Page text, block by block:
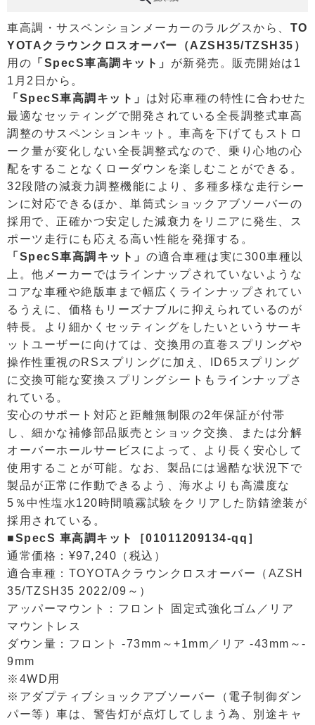
車高調・サスペンションメーカーのラルグスから、 TO
YOTAクラウンクロスオーバー（AZSH35/TZSH35）
用の 「SpecS車高調キット」 が新発売。販売開始は1
1月2日から。
「SpecS車高調キット」 は対応車種の特性に合わせた
最適なセッティングで開発されている全長調整式車高
調整のサスペンションキット。車高を下げてもストロ
ーク量が変化しない全長調整式なので、乗り心地の心
配をすることなくローダウンを楽しむことができる。
32段階の減衰力調整機能により、多種多様な走行シー
ンに対応できるほか、単筒式ショックアブソーバーの
採用で、正確かつ安定した減衰力をリニアに発生、ス
ポーツ走行にも応える高い性能を発揮する。
「SpecS車高調キット」 の適合車種は実に300車種以
上。他メーカーではラインナップされていないような
コアな車種や絶版車まで幅広くラインナップされてい
るうえに、価格もリーズナブルに抑えられているのが
特長。より細かくセッティングをしたいというサーキ
ットユーザーに向けては、交換用の直巻スプリングや
操作性重視のRSスプリングに加え、ID65スプリング
に交換可能な変換スプリングシートもラインナップさ
れている。
安心のサポート対応と距離無制限の2年保証が付帯
し、細かな補修部品販売とショック交換、または分解
オーバーホールサービスによって、より長く安心して
使用することが可能。なお、製品には過酷な状況下で
製品が正常に作動できるよう、海水よりも高濃度な
5％中性塩水120時間噴霧試験をクリアした防錆塗装が
採用されている。
■SpecS 車高調キット［01011209134-qq］
通常価格：¥97,240（税込）
適合車種：TOYOTAクラウンクロスオーバー（AZSH
35/TZSH35 2022/09～）
アッパーマウント：フロント 固定式強化ゴム／リア
マウントレス
ダウン量：フロント -73mm～+1mm／リア -43mm～-
9mm
※4WD用
※アダプティブショックアブソーバー（電子制御ダン
パー等）車は、警告灯が点灯してしまう為、別途キャ